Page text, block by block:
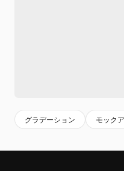
グラデーション モック